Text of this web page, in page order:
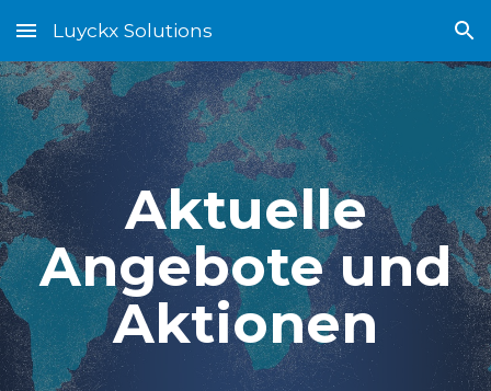
Skip to main content Skip to navigation
Luyckx Solutions
Aktuelle
Angebote und
Aktionen